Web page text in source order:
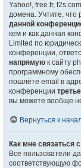
Yahoo!, free.fr,
домена. Учтите, что
данной
кем и как данная
Limited по
конференции,
напрямую к сайту
программному
пошлёте email в
конференции
вы можете вообще
Вернуться к
Как мне связаться
Все пользователи
соответствующую